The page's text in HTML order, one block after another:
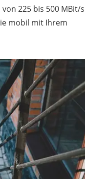
225 bis 500 MBit/s
mobil mit Ihrem